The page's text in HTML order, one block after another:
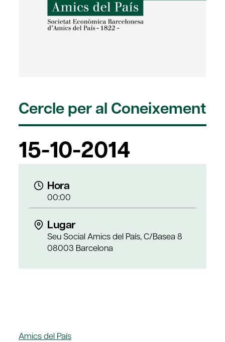
Cercle per al Coneixement
15-10-2014
Hora
00:00
Lugar
Seu Social Amics del País, C/Basea 8
08003 Barcelona
Amics del País